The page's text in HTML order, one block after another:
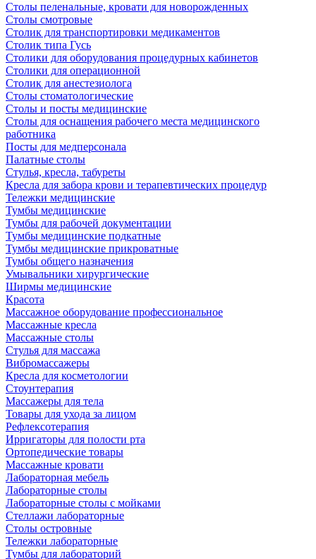
Столы пеленальные, кровати для новорожденных
Столы смотровые
Столик для транспортировки медикаментов
Столик типа Гусь
Столики для оборудования процедурных кабинетов
Столики для операционной
Столик для анестезиолога
Столы стоматологические
Столы и посты медицинские
Столы для оснащения рабочего места медицинского
работника
Посты для медперсонала
Палатные столы
Стулья, кресла, табуреты
Кресла для забора крови и терапевтических процедур
Тележки медицинские
Тумбы медицинские
Тумбы для рабочей документации
Тумбы медицинские подкатные
Тумбы медицинские прикроватные
Тумбы общего назначения
Умывальники хирургические
Ширмы медицинские
Красота
Массажное оборудование профессиональное
Массажные кресла
Массажные столы
Стулья для массажа
Вибромассажеры
Кресла для косметологии
Стоунтерапия
Массажеры для тела
Товары для ухода за лицом
Рефлексотерапия
Ирригаторы для полости рта
Ортопедические товары
Массажные кровати
Лабораторная мебель
Лабораторные столы
Лабораторные столы с мойками
Стеллажи лабораторные
Столы островные
Тележки лабораторные
Тумбы для лабораторий